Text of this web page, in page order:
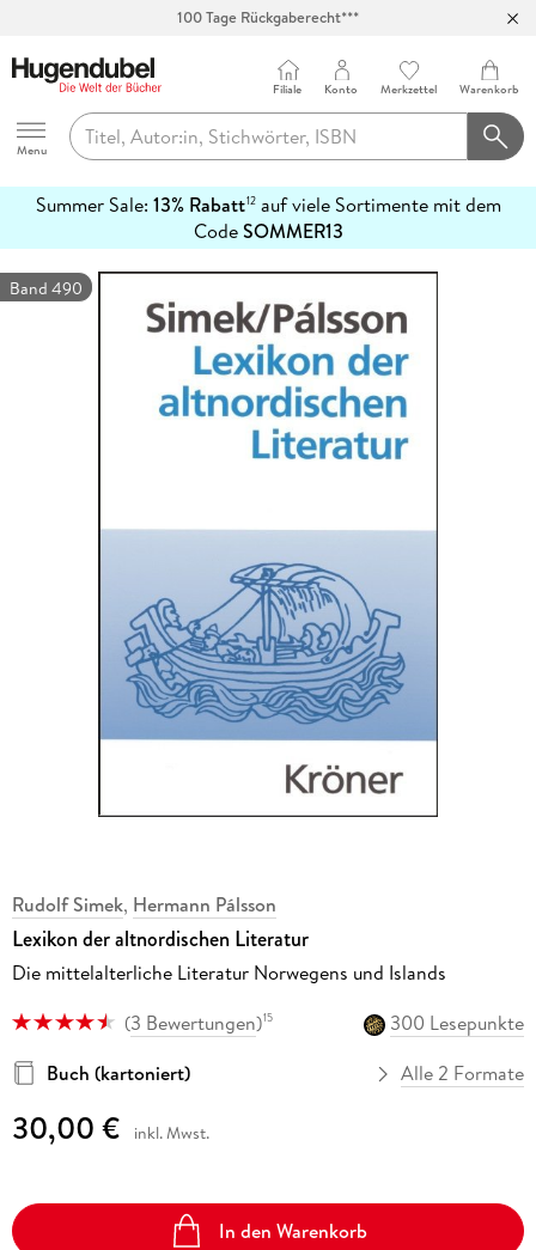
Hugendubel
Menu
Filiale Konto Merkzettel Warenkorb
Summer Sale: 13% Rabatt12auf viele Sortimente mit dem
CodeSOMMER13
erfahren
Band 490
Rudolf Simek, Hermann Pálsson
Lexikon der altnordischen Literatur
Die mittelalterliche Literatur Norwegens und Islands
(3 Bewertungen)15
300 Lesepunkte
Buch (kartoniert)
Alle 2 Formate
30,00 € inkl. Mwst.
In den Warenkorb